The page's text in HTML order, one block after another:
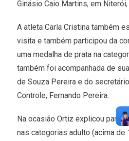
Ginásio Caio Martins, em
A atleta Carla Cristina também
visita e também participou da
uma medalha de prata na
também foi acompanhada de
de Souza Pereira e do
Controle, Fernando Pereira.
Na ocasião Ortiz explicou para
nas categorias adulto (acima de